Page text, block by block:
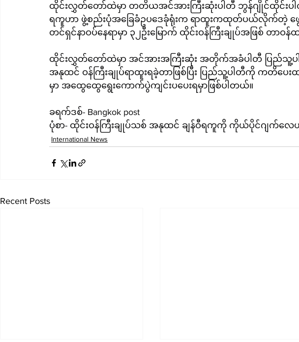
ထိုင်းလွှတ်တော်ထဲမှာ တတိယအင်အားကြီးဆုံးပါတီ ဘွန်ဂျိုင်ထိုင်းပါ
ရကူဟာ ဖွဲ့စည်းပုံအခြေခံဥပဒေခုံရုံးက ရာထူးကထုတ်ပယ်လိုက်တဲ့ ဖွေ
တင်ရှင်နာဝပ်နေရာမှာ ၃၂ဦးမြောက် ထိုင်းဝန်ကြီးချုပ်အဖြစ် တာဝန်
ထိုင်းလွှတ်တော်ထဲမှာ အင်အားအကြီးဆုံး အတိုက်အခံပါတီ ပြည်သူ့ပါ
အနုထင် ဝန်ကြီးချုပ်ရာထူးရခဲ့တာဖြစ်ပြီး ပြည်သူ့ပါတီကို ကတိပ
မှာ အထွေထွေရွေးကောက်ပွဲကျင်းပပေးရမှာဖြစ်ပါတယ်။
ခရက်ဒစ်- Bangkok post
ပုံစာ- ထိုင်းဝန်ကြီးချုပ်သစ် အနုထင် ချန်ဝီရကူကို ကိုယ်ပိုင်ဂျက်လ
International News
Recent Posts